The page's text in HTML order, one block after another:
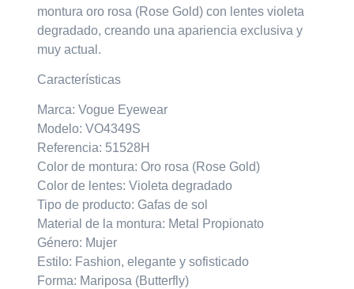
monturaoro rosa (Rose Gold) con lentesvioleta
degradado, creando una apariencia exclusiva y
muy actual.
Características
Marca: Vogue Eyewear
Modelo: VO4349S
Referencia: 51528H
Color de montura: Oro rosa (Rose Gold)
Color de lentes: Violeta degradado
Tipo de producto: Gafas de sol
Material de la montura: Metal Propionato
Género: Mujer
Estilo: Fashion, elegante y sofisticado
Forma: Mariposa (Butterfly)